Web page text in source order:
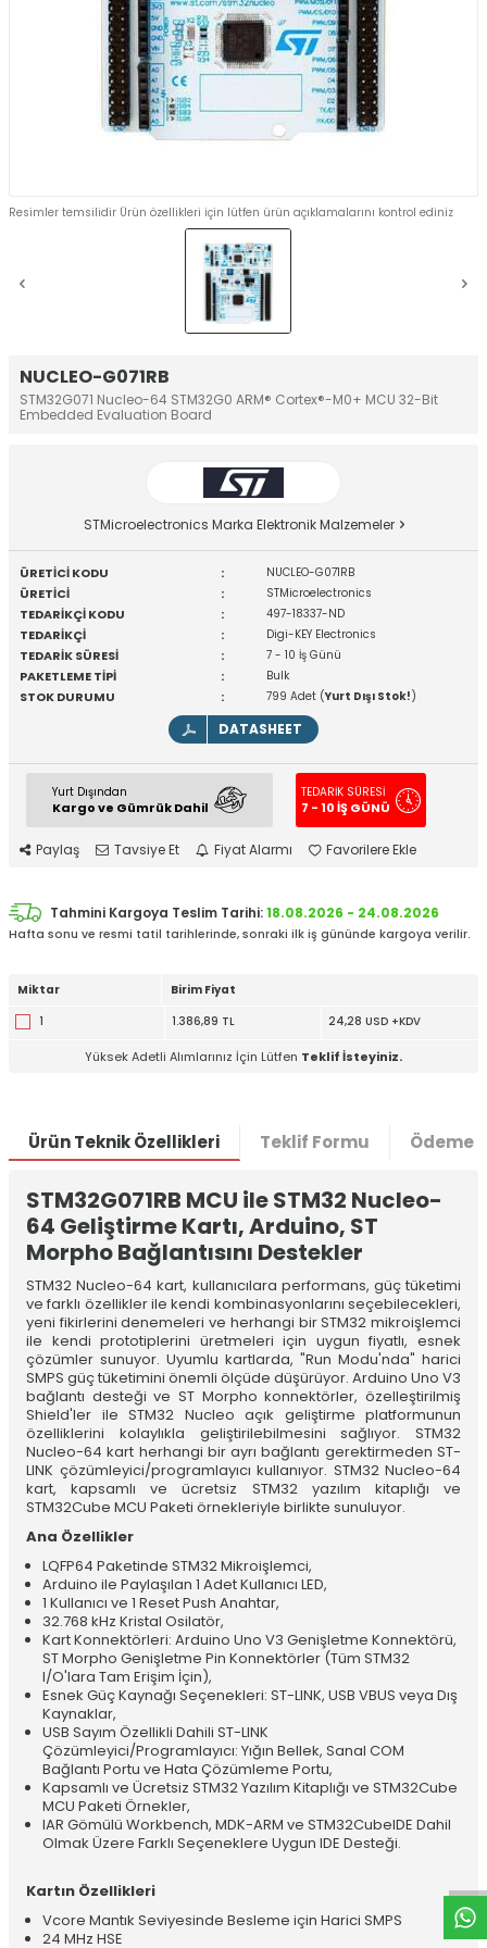
NUCLEO-G071RB
STM32G071 Nucleo-64 STM32G0 ARM® Cortex®-M0+ MCU 32-Bit
Embedded Evaluation Board
Resimler temsilidir Ürün özellikleri için lütfen ürün açıklamalarını kontrol ediniz
STMicroelectronics Marka Elektronik Malzemeler
ÜRETİCİ KODU : NUCLEO-G071RB
ÜRETİCİ : STMicroelectronics
TEDARİKÇİ KODU : 497-18337-ND
TEDARİKÇİ : Digi-KEY Electronics
TEDARİK SÜRESİ : 7 - 10 İş Günü
PAKETLEME TİPİ : Bulk
STOK DURUMU : 799 Adet (Yurt Dışı Stok!)
DATASHEET
Yurt Dışından
Kargo ve Gümrük Dahil
TEDARİK SÜRESİ
7 - 10 İŞ GÜNÜ
Paylaş Tavsiye Et Fiyat Alarmı Favorilere Ekle
Tahmini Kargoya Teslim Tarihi:18.08.2026 - 24.08.2026
Hafta sonu ve resmi tatil tarihlerinde, sonraki ilk iş gününde kargoya verilir.
Miktar
Birim Fiyat
1
1.386,89 TL 24,28 USD +KDV
Yüksek Adetli Alımlarınız İçin Lütfen Teklif İsteyiniz.
Ürün Teknik Özellikleri Teklif Formu Ödeme
STM32G071RB MCU ile STM32 Nucleo-
64 Geliştirme Kartı, Arduino, ST
Morpho Bağlantısını Destekler
STM32 Nucleo-64 kart, kullanıcılara performans, güç tüketimi
ve farklı özellikler ile kendi kombinasyonlarını seçebilecekleri,
yeni fikirlerini denemeleri ve herhangi bir STM32 mikroişlemci
ile kendi prototiplerini üretmeleri için uygun fiyatlı, esnek
çözümler sunuyor. Uyumlu kartlarda, "Run Modu'nda" harici
SMPS güç tüketimini önemli ölçüde düşürüyor. Arduino Uno V3
bağlantı desteği ve ST Morpho konnektörler, özelleştirilmiş
Shield'ler ile STM32 Nucleo açık geliştirme platformunun
özelliklerini kolaylıkla geliştirilebilmesini sağlıyor. STM32
Nucleo-64 kart herhangi bir ayrı bağlantı gerektirmeden ST-
LINK çözümleyici/programlayıcı kullanıyor. STM32 Nucleo-64
kart, kapsamlı ve ücretsiz STM32 yazılım kitaplığı ve
STM32Cube MCU Paketi örnekleriyle birlikte sunuluyor.
Ana Özellikler
LQFP64 Paketinde STM32 Mikroişlemci,
Arduino ile Paylaşılan 1 Adet Kullanıcı LED,
1 Kullanıcı ve 1 Reset Push Anahtar,
32.768 kHz Kristal Osilatör,
Kart Konnektörleri: Arduino Uno V3 Genişletme Konnektörü,
ST Morpho Genişletme Pin Konnektörler (Tüm STM32
I/O'lara Tam Erişim İçin),
Esnek Güç Kaynağı Seçenekleri: ST-LINK, USB VBUS veya Dış
Kaynaklar,
USB Sayım Özellikli Dahili ST-LINK
Çözümleyici/Programlayıcı: Yığın Bellek, Sanal COM
Bağlantı Portu ve Hata Çözümleme Portu,
Kapsamlı ve Ücretsiz STM32 Yazılım Kitaplığı ve STM32Cube
MCU Paketi Örnekler,
IAR Gömülü Workbench, MDK-ARM ve STM32CubeIDE Dahil
Olmak Üzere Farklı Seçeneklere Uygun IDE Desteği.
Kartın Özellikleri
Vcore Mantık Seviyesinde Besleme için Harici SMPS
24 MHz HSE